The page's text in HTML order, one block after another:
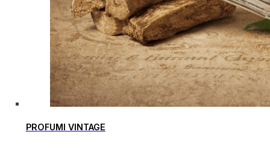
PROFUMI VINTAGE